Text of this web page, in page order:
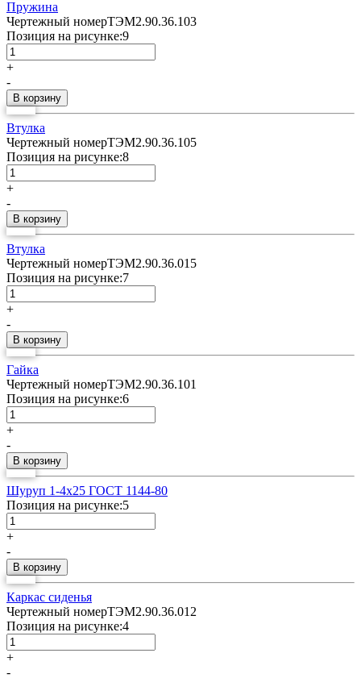
Пружина
Чертежный номерТЭМ2.90.36.103
Позиция на рисунке:9
+
-
Втулка
Чертежный номерТЭМ2.90.36.105
Позиция на рисунке:8
+
-
Втулка
Чертежный номерТЭМ2.90.36.015
Позиция на рисунке:7
+
-
Гайка
Чертежный номерТЭМ2.90.36.101
Позиция на рисунке:6
+
-
Шуруп 1-4х25 ГОСТ 1144-80
Позиция на рисунке:5
+
-
Каркас сиденья
Чертежный номерТЭМ2.90.36.012
Позиция на рисунке:4
+
-